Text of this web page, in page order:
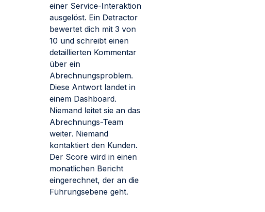
einer Service-Interaktion
ausgelöst. Ein Detractor
bewertet dich mit 3 von
10 und schreibt einen
detaillierten Kommentar
über ein
Abrechnungsproblem.
Diese Antwort landet in
einem Dashboard.
Niemand leitet sie an das
Abrechnungs-Team
weiter. Niemand
kontaktiert den Kunden.
Der Score wird in einen
monatlichen Bericht
eingerechnet, der an die
Führungsebene geht.